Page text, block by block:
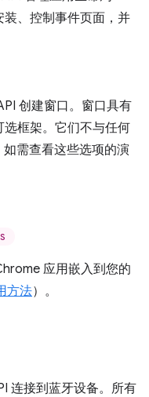
、控制事件页面，并
创建窗口。窗口具有
框架。它们不与任何
需查看这些选项的演
应用嵌入到您的
方法）。
连接到蓝牙设备。所有